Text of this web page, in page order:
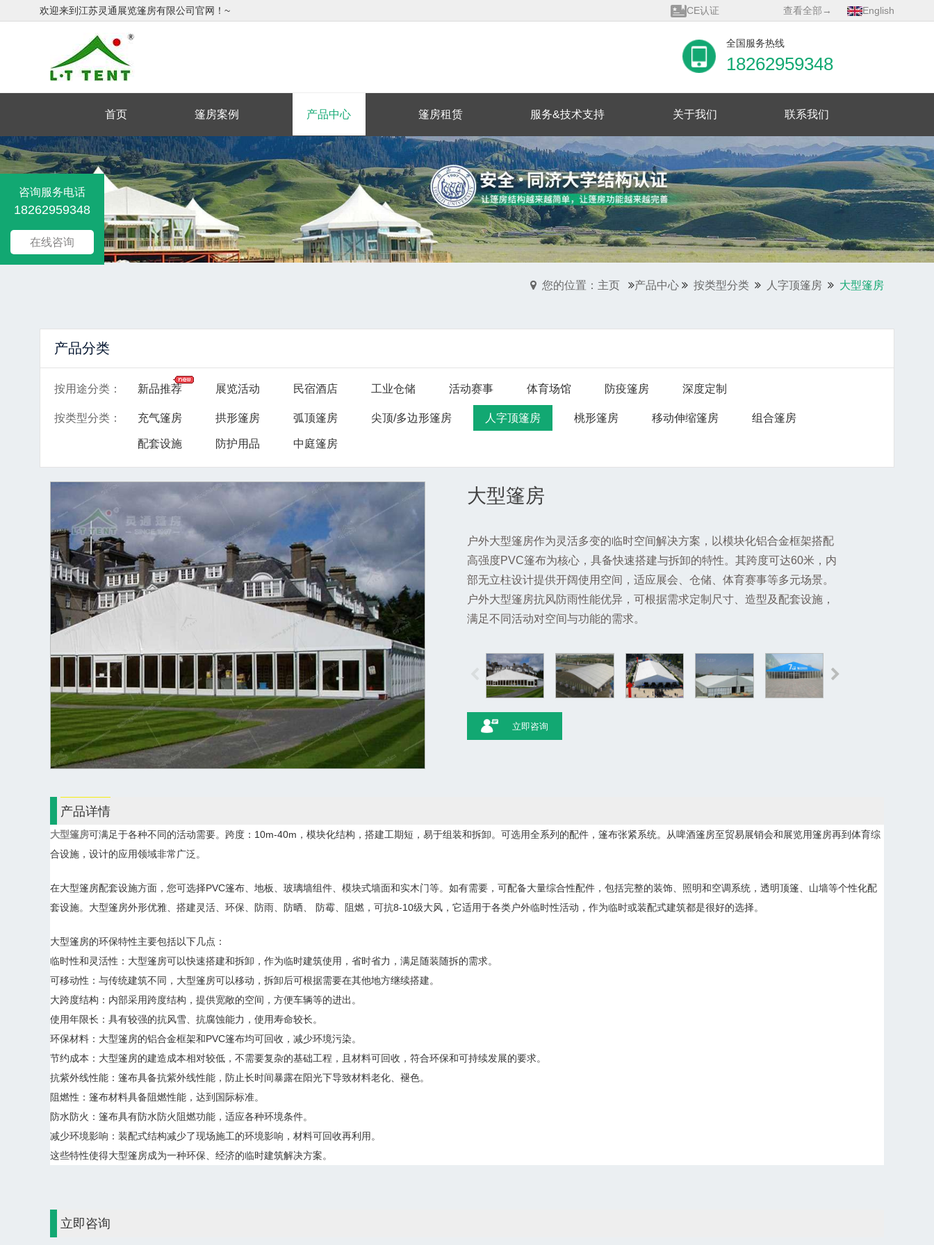
欢迎来到江苏灵通展览篷房有限公司官网！~
CE认证
GM莱茵认证
会展金手指奖Top30
优秀供应商
展览馆会员单位
查看全部→ English
全国服务热线
18262959348
首页 篷房案例 产品中心 篷房租赁 服务&技术支持 关于我们 联系我们
您的位置：主页 产品中心 按类型分类 人字顶篷房 大型篷房
产品分类
按用途分类 ： 新品推荐 展览活动 民宿酒店 工业仓储 活动赛事 体育场馆 防疫篷房 深度定制
按类型分类 ： 充气篷房 拱形篷房 弧顶篷房 尖顶/多边形篷房 人字顶篷房 桃形篷房 移动伸缩篷房 组合篷房
配套设施 防护用品 中庭篷房
大型篷房
户外大型篷房作为灵活多变的临时空间解决方案，以模块化铝合金框架搭配
高强度PVC篷布为核心，具备快速搭建与拆卸的特性。其跨度可达60米，内
部无立柱设计提供开阔使用空间，适应展会、仓储、体育赛事等多元场景。
户外大型篷房抗风防雨性能优异，可根据需求定制尺寸、造型及配套设施，
满足不同活动对空间与功能的需求。
立即咨询
产品详情
大型篷房可满足于各种不同的活动需要。跨度：10m-40m，模块化结构，搭建工期短，易于组装和拆卸。可选用全系列的配件，篷布张紧系统。从啤酒篷房至贸易展销会和展览用篷房再到体育综
合设施，设计的应用领域非常广泛。
在大型篷房配套设施方面，您可选择PVC篷布、地板、玻璃墙组件、模块式墙面和实木门等。如有需要，可配备大量综合性配件，包括完整的装饰、照明和空调系统，透明顶篷、山墙等个性化配
套设施。大型篷房外形优雅、搭建灵活、环保、防雨、防晒、 防霉、阻燃，可抗8-10级大风，它适用于各类户外临时性活动，作为临时或装配式建筑都是很好的选择。
大型篷房的环保特性主要包括以下几点：
临时性和灵活性：大型篷房可以快速搭建和拆卸，作为临时建筑使用，省时省力，满足随装随拆的需求。
可移动性：与传统建筑不同，大型篷房可以移动，拆卸后可根据需要在其他地方继续搭建。
大跨度结构：内部采用跨度结构，提供宽敞的空间，方便车辆等的进出。
使用年限长：具有较强的抗风雪、抗腐蚀能力，使用寿命较长。
环保材料：大型篷房的铝合金框架和PVC篷布均可回收，减少环境污染。
节约成本：大型篷房的建造成本相对较低，不需要复杂的基础工程，且材料可回收，符合环保和可持续发展的要求。
抗紫外线性能：篷布具备抗紫外线性能，防止长时间暴露在阳光下导致材料老化、褪色。
阻燃性：篷布材料具备阻燃性能，达到国际标准。
防水防火：篷布具有防水防火阻燃功能，适应各种环境条件。
减少环境影响：装配式结构减少了现场施工的环境影响，材料可回收再利用。
这些特性使得大型篷房成为一种环保、经济的临时建筑解决方案。
立即咨询
咨询服务电话
18262959348
在线咨询